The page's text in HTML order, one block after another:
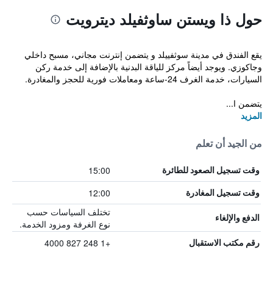
حول ذا ويستن ساوثفيلد ديترويت
يقع الفندق في مدينة سوثفييلد و يتضمن إنترنت مجاني، مسبح داخلي
وجاكوزي. ويوجد أيضاً مركز للياقة البدنية بالإضافة إلى خدمة ركن
السيارات، خدمة الغرف 24-ساعة ومعاملات فورية للحجز والمغادرة.
يتضمن ا...
المزيد
من الجيد أن تعلم
وقت تسجيل الصعود للطائرة 15:00
وقت تسجيل المغادرة 12:00
الدفع والإلغاء
تختلف السياسات حسب
نوع الغرفة ومزود الخدمة.
رقم مكتب الاستقبال +1 248 827 4000